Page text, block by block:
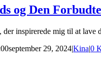
og Den
inspirerede mig til at
september 29, 2024|Kina|0